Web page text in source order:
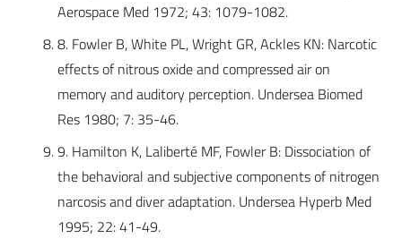
Aerospace Med 1972; 43: 1079-1082.
8. Fowler B, White PL, Wright GR, Ackles KN: Narcotic
effects of nitrous oxide and compressed air on
memory and auditory perception. Undersea Biomed
Res 1980; 7: 35-46.
9. Hamilton K, Laliberté MF, Fowler B: Dissociation of
the behavioral and subjective components of nitrogen
narcosis and diver adaptation. Undersea Hyperb Med
1995; 22: 41-49.